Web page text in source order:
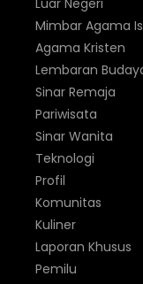
Luar Negeri
Mimbar Agama
Agama Kristen
Lembaran
Sinar Remaja
Pariwisata
Sinar Wanita
Teknologi
Profil
Komunitas
Kuliner
Laporan Khusus
Pemilu